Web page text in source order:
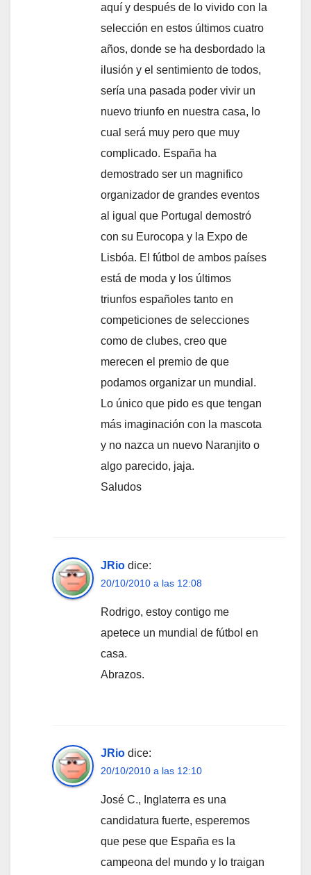
aquí y después de lo vivido con la
selección en estos últimos cuatro
años, donde se ha desbordado la
ilusión y el sentimiento de todos,
sería una pasada poder vivir un
nuevo triunfo en nuestra casa, lo
cual será muy pero que muy
complicado. España ha
demostrado ser un magnifico
organizador de grandes eventos
al igual que Portugal demostró
con su Eurocopa y la Expo de
Lisbóa. El fútbol de ambos países
está de moda y los últimos
triunfos españoles tanto en
competiciones de selecciones
como de clubes, creo que
merecen el premio de que
podamos organizar un mundial.
Lo único que pido es que tengan
más imaginación con la mascota
y no nazca un nuevo Naranjito o
algo parecido, jaja.
Saludos
JRio dice:
20/10/2010 a las 12:08
Rodrigo, estoy contigo me
apetece un mundial de fútbol en
casa.
Abrazos.
JRio dice:
20/10/2010 a las 12:10
José C., Inglaterra es una
candidatura fuerte, esperemos
que pese que España es la
campeona del mundo y lo traigan